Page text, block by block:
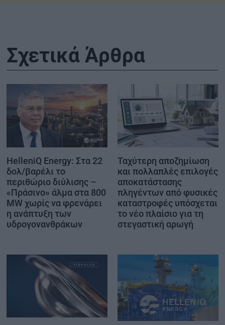
Σχετικά Άρθρα
HelleniQ Energy: Στα 22
δολ/βαρέλι το
περιθώριο διύλισης –
«Πράσινο» άλμα στα 800
MW χωρίς να φρενάρει
η ανάπτυξη των
υδρογονανθράκων
Ταχύτερη αποζημίωση
και πολλαπλές επιλογές
αποκατάστασης
πληγέντων από φυσικές
καταστροφές υπόσχεται
το νέο πλαίσιο για τη
στεγαστική αρωγή